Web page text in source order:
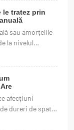
le tratez prin
sau amorțelile
la nivelul
pot fi
și terapie
metode
intervențiile
afecțiuni
dureri de spate,
medical.